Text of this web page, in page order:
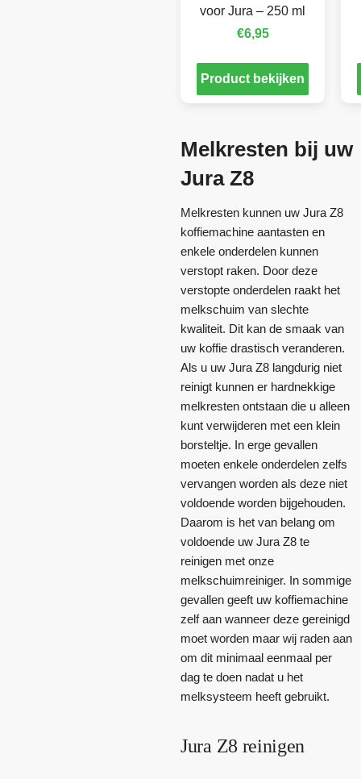
voor Jura – 250 ml
€6,95
Product bekijken
Melkresten bij uw
Jura Z8
Melkresten kunnen uw Jura Z8
koffiemachine aantasten en
enkele onderdelen kunnen
verstopt raken. Door deze
verstopte onderdelen raakt het
melkschuim van slechte
kwaliteit. Dit kan de smaak van
uw koffie drastisch veranderen.
Als u uw Jura Z8 langdurig niet
reinigt kunnen er hardnekkige
melkresten ontstaan die u alleen
kunt verwijderen met een klein
borsteltje. In erge gevallen
moeten enkele onderdelen zelfs
vervangen worden als deze niet
voldoende worden bijgehouden.
Daarom is het van belang om
voldoende uw Jura Z8 te
reinigen met onze
melkschuimreiniger. In sommige
gevallen geeft uw koffiemachine
zelf aan wanneer deze gereinigd
moet worden maar wij raden aan
om dit minimaal eenmaal per
dag te doen nadat u het
melksysteem heeft gebruikt.
Jura Z8 reinigen